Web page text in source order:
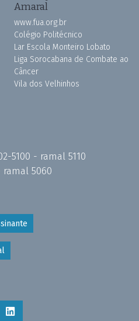
Amaral
www.fua.org.br
Colégio Politécnico
Lar Escola Monteiro Lobato
Liga Sorocabana de Combate ao
Câncer
Vila dos Velhinhos
5100 - ramal 5110
ramal 5060